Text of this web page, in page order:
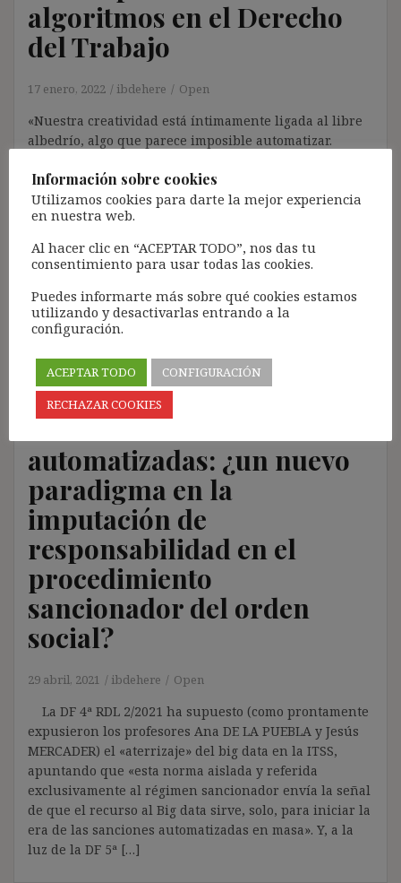
algoritmos en el Derecho
del Trabajo
17 enero, 2022 ibdehere Open
«Nuestra creatividad está íntimamente ligada al libre
albedrío, algo que parece imposible automatizar.
significado mismo del término. Aunque, pensándolo
bien, podríamos terminar preguntándonos si el libre
albedrío es una ilusión que sencillamente enmascara
internos». Marcus DU SAUTOY, Programados para
crear, 366 El interés por el impacto de la
automatización (o, si prefieren la denominación […]
Big data, algoritmos y actas
de infracción
automatizadas: ¿un nuevo
paradigma en la
imputación de
responsabilidad en el
procedimiento
sancionador del orden
social?
29 abril, 2021 ibdehere Open
La DF 4ª RDL 2/2021 ha supuesto (como prontamente
expusieron los profesores Ana DE LA PUEBLA y Jesús
MERCADER) el «aterrizaje» del big data en la ITSS,
apuntando que «esta norma aislada y referida
exclusivamente al régimen sancionador envía la señal
de que el recurso al Big data sirve, solo, para iniciar la
era de las sanciones automatizadas en masa». Y, a la
luz de la DF 5ª […]
Información sobre cookies
Utilizamos cookies para darte la mejor experiencia
en nuestra web.
Al hacer clic en “ACEPTAR TODO”, nos das tu
consentimiento para usar todas las cookies.
Puedes informarte más sobre qué cookies estamos
utilizando y desactivarlas entrando a la
configuración.
ACEPTAR TODO
CONFIGURACIÓN
RECHAZAR COOKIES